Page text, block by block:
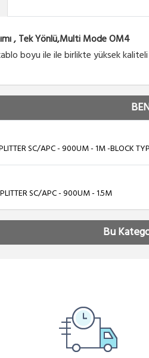
, Tek Yönlü,Multi Mode OM4
boyu ile ile birlikte yüksek
SC/APC - 900UM - 1M -BLOCK
SC/APC - 900UM - 1.5M
Bu